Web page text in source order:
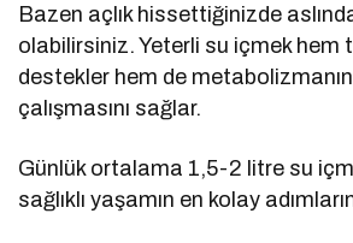
Bazen açlık hissettiğinizde
olabilirsiniz. Yeterli su içmek hem
destekler hem de
çalışmasını sağlar.
Günlük ortalama 1,5-2 litre su
sağlıklı yaşamın en kolay